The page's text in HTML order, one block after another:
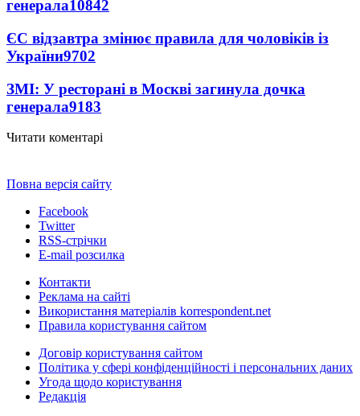
генерала10842
ЄС відзавтра змінює правила для чоловіків із
України9702
ЗМІ: У ресторані в Москві загинула дочка
генерала9183
Читати коментарі
Повна версія сайту
Facebook
Twitter
RSS-стрічки
E-mail розсилка
Контакти
Реклама на сайті
Використання матеріалів korrespondent.net
Правила користування сайтом
Договір користування сайтом
Політика у сфері конфіденційності і персональних даних
Угода щодо користування
Редакція